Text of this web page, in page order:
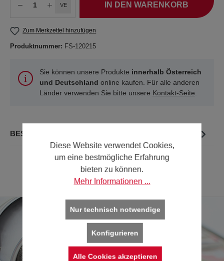
VE IN DEN WARENKORB
Zum Merkzettel hinzufügen
Produktnummer: FS-120215
Sie können unsere Produkte innerhalb Österreich
und Deutschland online kaufen. Für alle anderen
Länder verwenden Sie bitte unsere Kontakt-Seite.
BESCHREIBUNG
Diese Website verwendet Cookies,
um eine bestmögliche Erfahrung
bieten zu können.
Mehr Informationen ...
Nur technisch notwendige
Konfigurieren
Alle Cookies akzeptieren